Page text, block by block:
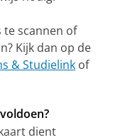
scannen of
Kijk dan op de
& Studielink of
dient